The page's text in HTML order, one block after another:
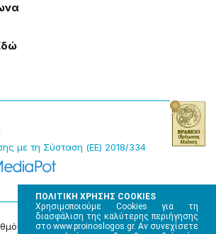
ΠΟΛΙΤΙΚΗ ΧΡΗΣΗΣ COOKIES
Χρησιμοποιούμε Cookies για τη
διασφάλιση της καλύτερης περιήγησης
στο www.proinoslogos.gr. Αν συνεχίσετε
με τη Σύσταση (ΕΕ) 2018/334
Πɩστοποίησης Μ.Η.Τ. 220242